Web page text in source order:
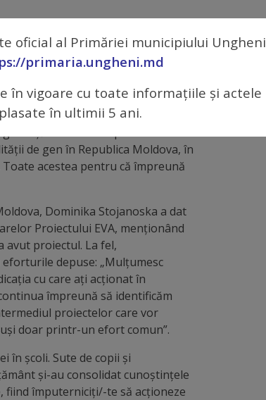
în Republica Moldova, și-a
proiect.
luni și vreau să mulțumesc
Gratitudinea mea merge și către
organizațiile societății civile
nu ne vom opri aici.
de gen în Republica Moldova, în
acestea pentru că împreună
Dominika Stojanoska a dat
Proiectului EVA, menționând
avut proiectul. La fel,
depuse: „Mulțumesc
cu care ați acționat în
împreună să identificăm
proiectelor care vor
doar printr-un efort comun”.
în școli. Sute de copii și
și-au consolidat cunoștințele
fiind împuterniciți/-te să acționeze
oficial al Primăriei municipiului Ungheni
primaria.ungheni.md
în vigoare cu toate informațiile și actele
plasate în ultimii 5 ani.